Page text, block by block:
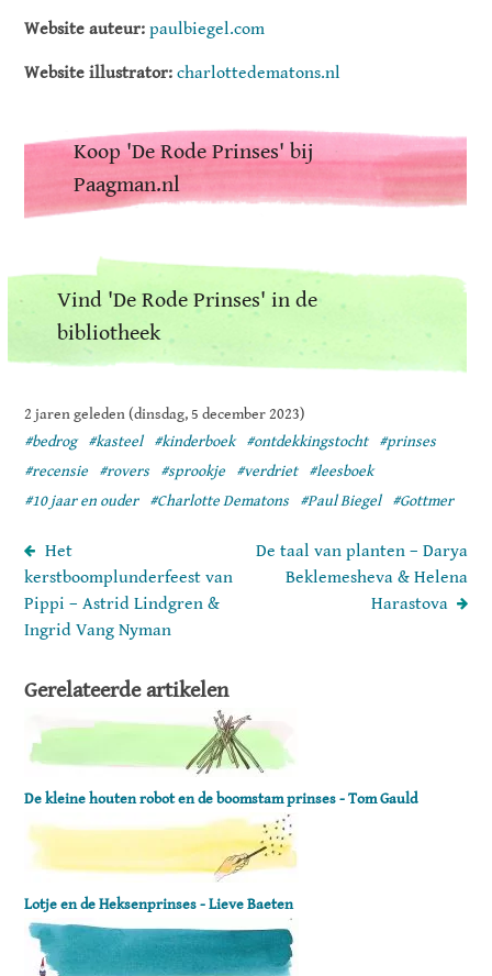
Website auteur: paulbiegel.com
Website illustrator: charlottedematons.nl
Koop 'De Rode Prinses' bij
Paagman.nl
Vind 'De Rode Prinses' in de
bibliotheek
2 jaren geleden (dinsdag, 5 december 2023)
#bedrog
#kasteel #kinderboek #ontdekkingstocht
#prinses
#recensie
#rovers #sprookje #verdriet
#leesboek
#10 jaar en ouder
#Charlotte Dematons #Paul Biegel #Gottmer
Het
kerstboomplunderfeest van
Pippi – Astrid Lindgren &
Ingrid Vang Nyman
De taal van planten – Darya
Beklemesheva & Helena
Harastova
Gerelateerde artikelen
De kleine houten robot en de boomstam prinses - Tom Gauld
Lotje en de Heksenprinses - Lieve Baeten